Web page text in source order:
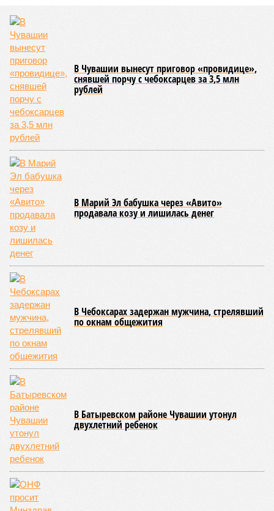
В Чувашии вынесут приговор «провидице»,
снявшей порчу с чебоксарцев за 3,5 млн
рублей
В Марий Эл бабушка через «Авито»
продавала козу и лишилась денег
В Чебоксарах задержан мужчина, стрелявший
по окнам общежития
В Батыревском районе Чувашии утонул
двухлетний ребенок